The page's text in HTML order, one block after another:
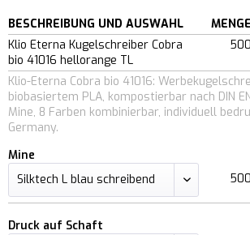
BESCHREIBUNG UND AUSWAHL MENGE
Klio Eterna Kugelschreiber Cobra
bio 41016 hellorange TL
500
Klio-Eterna Cobra bio 41016:
biobasiertem PLA, kompostierbar nach DIN
Mine, 8 Farben kombinierbar, individuell
Germany.
Mine
500
Druck auf Schaft